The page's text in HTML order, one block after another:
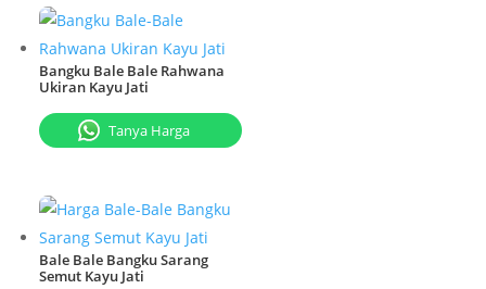
Bangku Bale Bale Rahwana
Ukiran Kayu Jati
Tanya Harga
Bale Bale Bangku Sarang
Semut Kayu Jati